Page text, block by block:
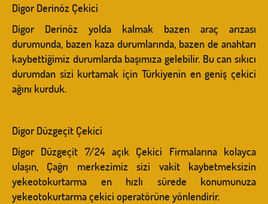
Digor Derinöz Çekici
Digor Derinöz yolda kalmak bazen araç arızası
durumunda, bazen kaza durumlarında, bazen de anahtarı
kaybettiğimiz durumlarda başımıza gelebilir. Bu can sıkıcı
durumdan sizi kurtamak için Türkiyenin en geniş çekici
ağını kurduk.
Digor Düzgeçit Çekici
Digor Düzgeçit 7/24 açık Çekici Firmalarına kolayca
ulaşın, Çağrı merkezimiz sizi vakit kaybetmeksizin
yekeotokurtarma en hızlı sürede konumunuza
yekeotokurtarma çekici operatörüne yönlendirir.